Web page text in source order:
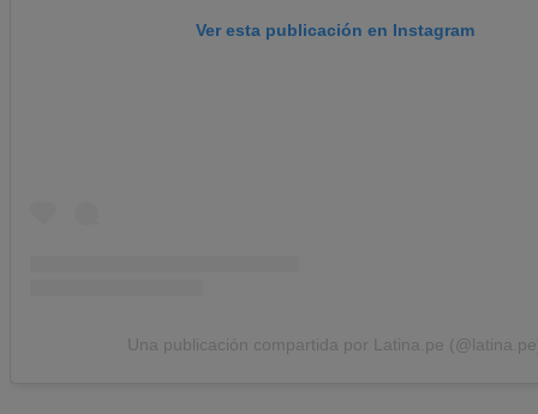
Ver esta publicación en Instagram
Una publicación compartida por Latina.pe